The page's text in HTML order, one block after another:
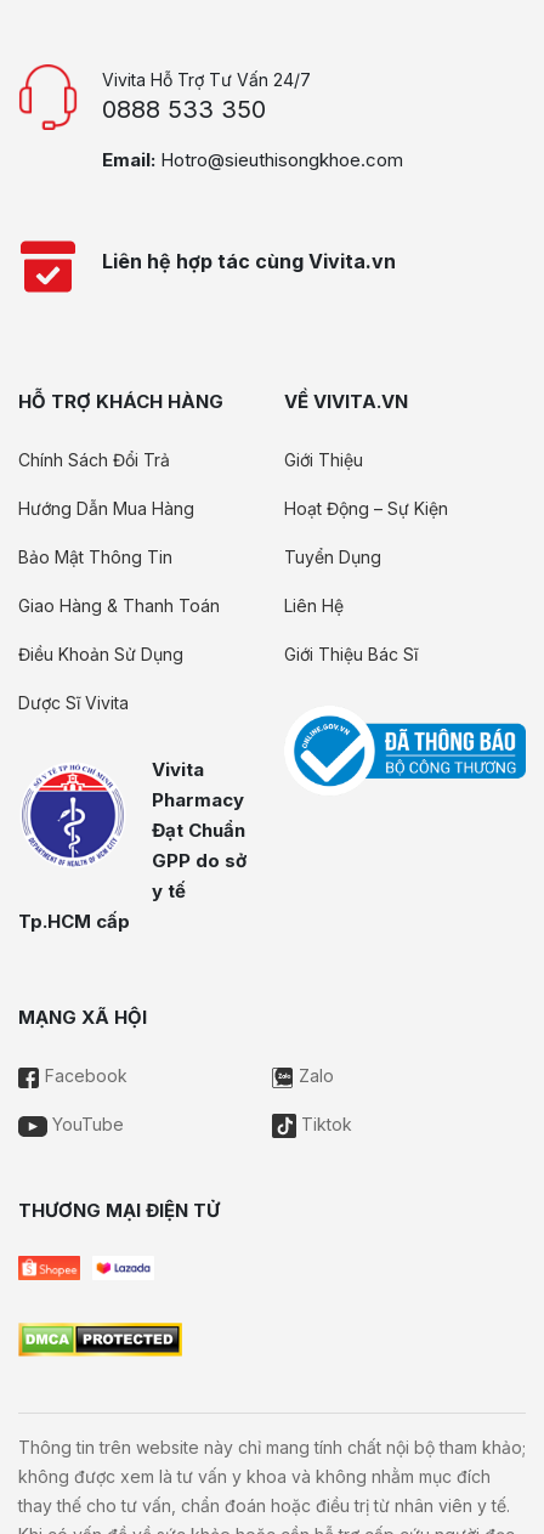
Vivita Hỗ Trợ Tư Vấn 24/7
0888 533 350
Email: Hotro@sieuthisongkhoe.com
Liên hệ hợp tác cùng Vivita.vn
HỖ TRỢ KHÁCH HÀNG
Chính Sách Đổi Trả
Hướng Dẫn Mua Hàng
Bảo Mật Thông Tin
Giao Hàng & Thanh Toán
Điều Khoản Sử Dụng
Dược Sĩ Vivita
Vivita
Pharmacy
Đạt Chuẩn
GPP do sở
y tế
Tp.HCM cấp
VỀ VIVITA.VN
Giới Thiệu
Hoạt Động – Sự Kiện
Tuyển Dụng
Liên Hệ
Giới Thiệu Bác Sĩ
MẠNG XÃ HỘI
Facebook Zalo
YouTube Tiktok
THƯƠNG MẠI ĐIỆN TỬ
Thông tin trên website này chỉ mang tính chất nội bộ tham khảo;
không được xem là tư vấn y khoa và không nhằm mục đích
thay thế cho tư vấn, chẩn đoán hoặc điều trị từ nhân viên y tế.